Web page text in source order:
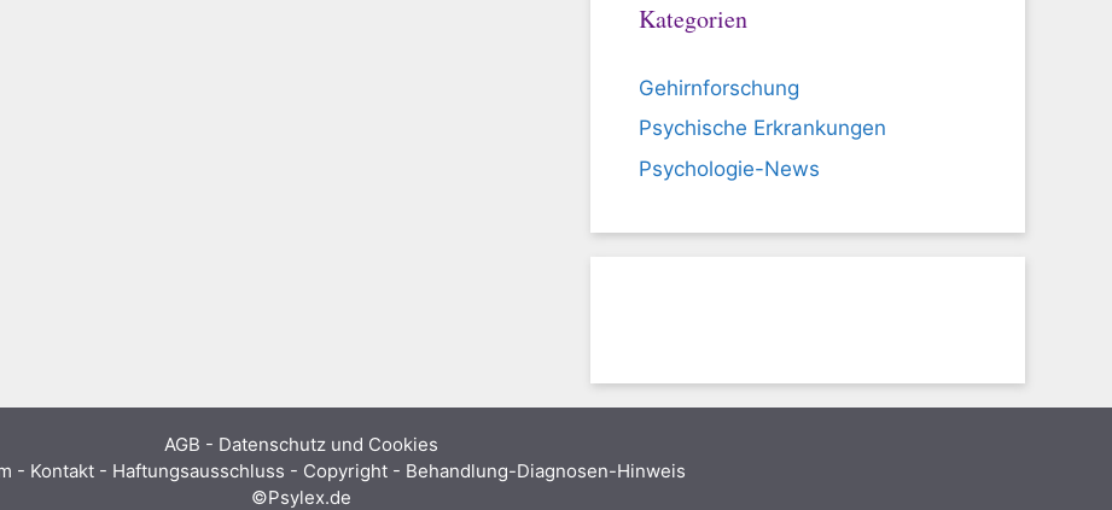
Kategorien
Gehirnforschung
Psychische Erkrankungen
Psychologie-News
AGB - Datenschutz und Cookies
- Kontakt - Haftungsausschluss - Copyright - Behandlung-Diagnosen-Hinweis
©Psylex.de